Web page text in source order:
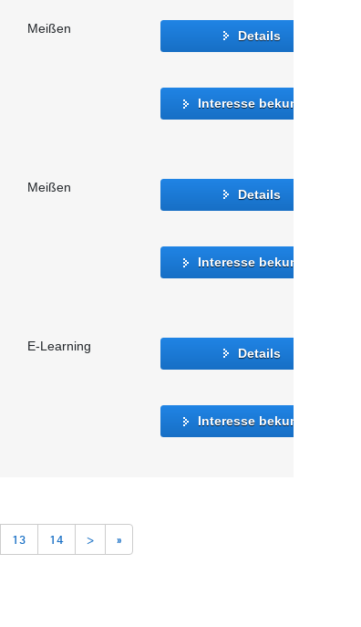
Meißen Details
Interesse bekunden
Meißen Details
Interesse bekunden
E-Learning Details
Interesse bekunden
13 14 > »